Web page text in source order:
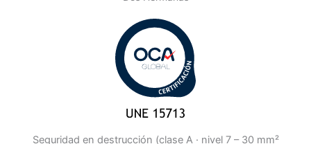
Seguridad en destrucción (clase A · nivel 7 – 30 mm²